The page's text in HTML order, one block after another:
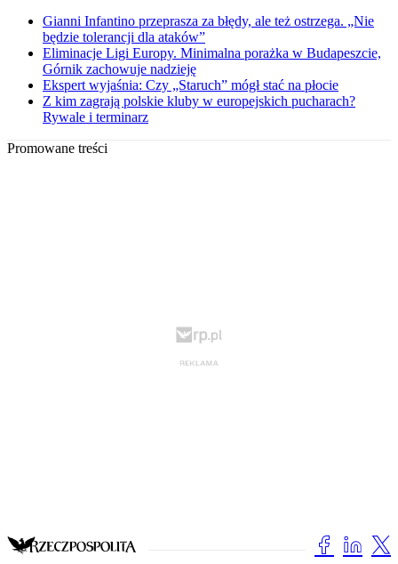
Gianni Infantino przeprasza za błędy, ale też ostrzega. „Nie
będzie tolerancji dla ataków”
Eliminacje Ligi Europy. Minimalna porażka w Budapeszcie,
Górnik zachowuje nadzieję
Ekspert wyjaśnia: Czy „Staruch” mógł stać na płocie
Z kim zagrają polskie kluby w europejskich pucharach?
Rywale i terminarz
Promowane treści